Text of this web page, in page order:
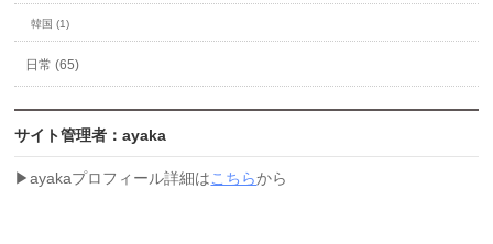
韓国 (1)
日常 (65)
サイト管理者：ayaka
▶︎ayakaプロフィール詳細はこちらから